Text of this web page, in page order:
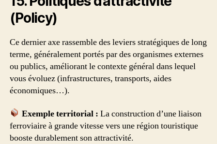
(Policy)
Ce dernier axe rassemble des leviers stratégiques de long
terme, généralement portés par des organismes externes
ou publics, améliorant le contexte général dans lequel
vous évoluez (infrastructures, transports, aides
économiques…).
Exemple territorial : La construction d’une liaison
ferroviaire à grande vitesse vers une région touristique
booste durablement son attractivité.